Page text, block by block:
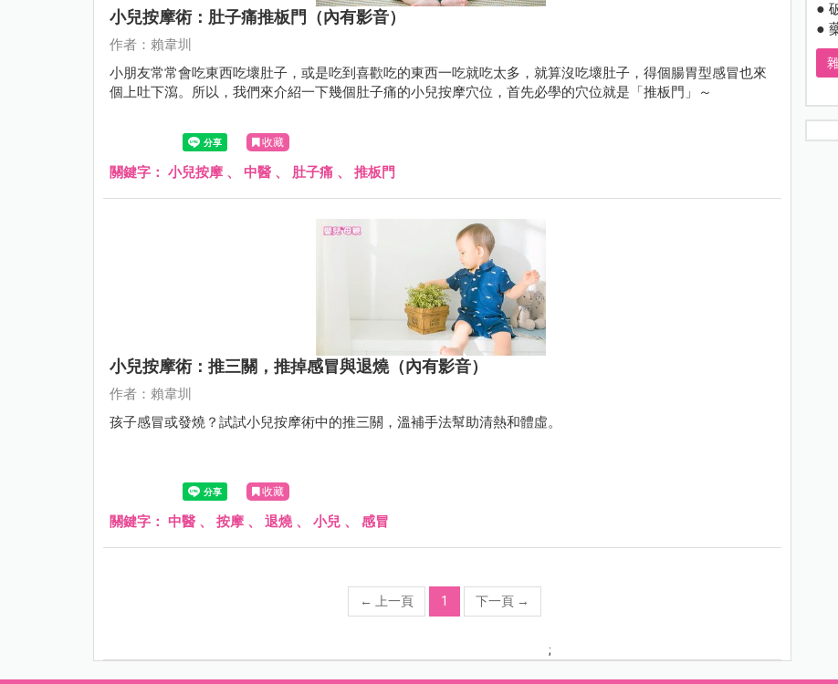
小兒按摩術：肚子痛推板門（內有影音）
作者：賴韋圳
小朋友常常會吃東西吃壞肚子，或是吃到喜歡吃的東西一吃就吃太多，就算沒吃壞肚子，得個腸胃型感冒也來
個上吐下瀉。所以，我們來介紹一下幾個肚子痛的小兒按摩穴位，首先必學的穴位就是「推板門」～
收藏
關鍵字： 小兒按摩 、 中醫 、 肚子痛 、 推板門
小兒按摩術：推三關，推掉感冒與退燒（內有影音）
作者：賴韋圳
孩子感冒或發燒？試試小兒按摩術中的推三關，溫補手法幫助清熱和體虛。
收藏
關鍵字： 中醫 、 按摩 、 退燒、 小兒 、 感冒
← 上一頁 1 下一頁 →
;
●
●